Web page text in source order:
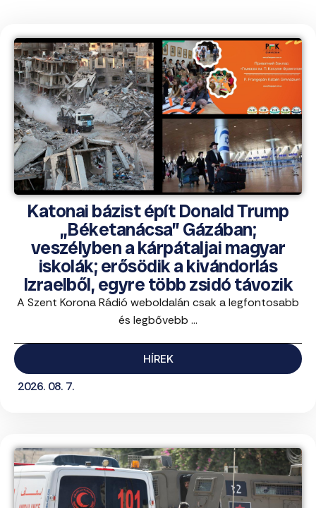
Katonai bázist épít Donald Trump
„Béketanácsa” Gázában;
veszélyben a kárpátaljai magyar
iskolák; erősödik a kivándorlás
Izraelből, egyre több zsidó távozik
A Szent Korona Rádió weboldalán csak a legfontosabb
és legbővebb ...
HÍREK
2026. 08. 7.